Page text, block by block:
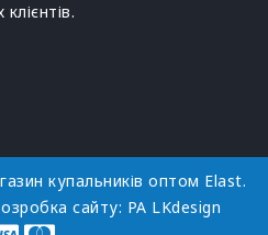
купальників оптом Elast.
сайту: РА LKdesign